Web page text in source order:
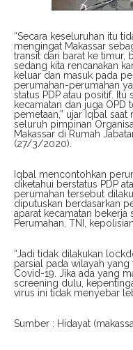
“Secara keseluruhan itu
mengingat Makassar
transit dari barat ke timur,
sedang kita rencanakan
keluar dan masuk pada
perumahan-perumahan
status PDP atau positif.
kecamatan dan juga OPD
pemetaan,” ujar Iqbal
seluruh pimpinan
Makassar di Rumah
(27/3/2020).
Iqbal mencontohkan
diketahui berstatus PDP
perumahan tersebut
diputuskan berdasarkan
aparat kecamatan bekerja
Perumahan, TNI,
“Jadi tidak dilakukan
parsial pada wilayah
Covid-19. Jika ada yang
screening dulu,
virus ini tidak menyebar
Sumber : Hidayat